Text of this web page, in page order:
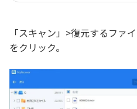
「スキャン」>復元するファ
をクリック。